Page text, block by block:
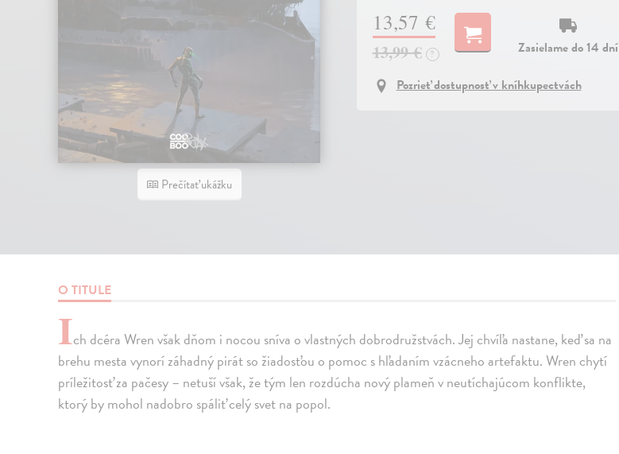
Prečítať ukážku
13,57 €
13,99 € ?
Zasielame do 14 dní
Pozrieť dostupnosť v kníhkupectvách
O TITULE
Ich dcéra Wren však dňom i nocou sníva o vlastných dobrodružstvách. Jej chvíľa nastane, keď sa na
brehu mesta vynorí záhadný pirát so žiadosťou o pomoc s hľadaním vzácneho artefaktu. Wren chytí
príležitosť za pačesy – netuší však, že tým len rozdúcha nový plameň v neutíchajúcom konflikte,
ktorý by mohol nadobro spáliť celý svet na popol.